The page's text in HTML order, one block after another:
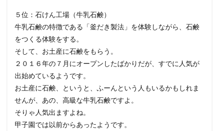
５位：石けん工場（牛乳石鹸）
牛乳石鹸の特徴である「釜だき製法」を体験しながら、石鹸
をつくる体験をする。
そして、お土産に石鹸をもらう。
２０１６年の７月にオープンしたばかりだが、すでに人気が
出始めているようです。
お土産に石鹸、というと、ふーんという人もいるかもしれま
せんが、あの、高級な牛乳石鹸ですよ。
そりゃ人気出ますよね。
甲子園では以前からあったようです。